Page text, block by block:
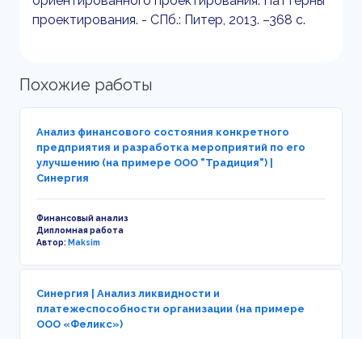
проектирования. - СПб.: Питер, 2013. –368 с.
Похожие работы
Анализ финансового состояния конкретного
предприятия и разработка мероприятий по его
улучшению (на примере ООО "Традиция") |
Синергия
Финансовый анализ
Дипломная работа
Автор:Maksim
Синергия | Анализ ликвидности и
платежеспособности организации (на примере
ООО «Феликс»)